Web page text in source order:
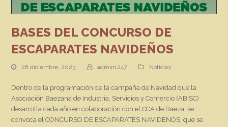
BASES DEL CONCURSO DE
ESCAPARATES NAVIDEÑOS
28 diciembre, 2023 admin1247 Noticias
Dentro de la programación de la campaña de Navidad que la
Asociación Baezana de Industria, Servicios y Comercio (ABISC)
desarrolla cada año en colaboración con el CCA de Baeza, se
convoca el CONCURSO DE ESCAPARATES NAVIDEÑOS, que se